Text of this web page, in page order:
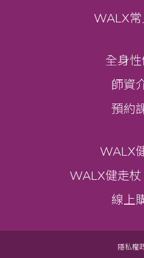
WALX
全身
師資
預約
WALX
WALX健走
線上
隱私權